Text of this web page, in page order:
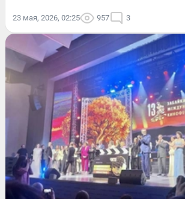
23 мая, 2026, 02:25 957 3